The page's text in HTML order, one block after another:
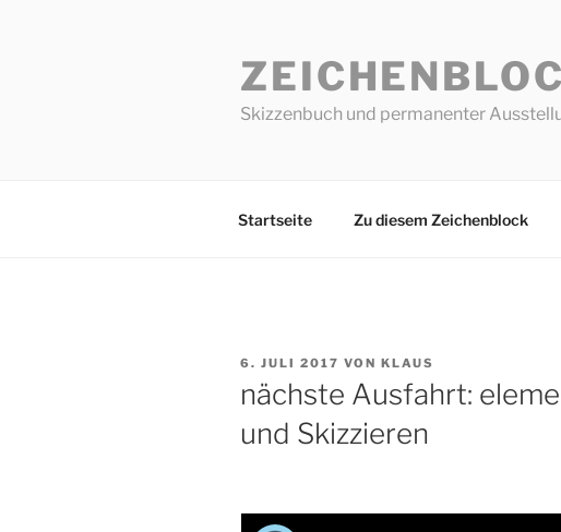
Skizzenbuch und permanenter
Startseite Zu diesem Zeichenblock
VERÖFFENTLICHT
AM
6. JULI 2017 VON KLAUS
nächste Ausfahrt:
und Skizzieren